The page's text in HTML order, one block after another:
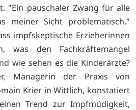
"Ein pauschaler Zwang für alle
meiner Sicht problematisch."
impfskeptische Erzieherinnen
was den Fachkräftemangel
wie sehen es die Kinderärzte?
Managerin der Praxis von
Krier in Wittlich, konstatiert
Trend zur Impfmüdigkeit,